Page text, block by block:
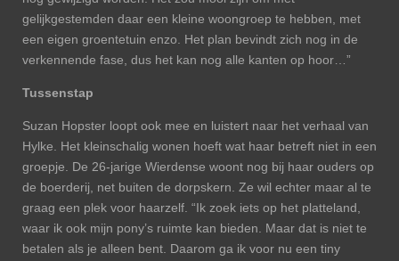
gelijkgestemden daar een kleine woongroep te hebben, met
een eigen groentetuin enzo. Het plan bevindt zich nog in de
verkennende fase, dus het kan nog alle kanten op hoor…”
Tussenstap
Suzan Hopster loopt ook mee en luistert naar het verhaal van
Hylke. Het kleinschalig wonen hoeft wat haar betreft niet in een
groepje. De 26-jarige Wierdense woont nog bij haar ouders op
de boerderij, net buiten de dorpskern. Ze wil echter maar al te
graag een plek voor haarzelf. “Ik zoek iets op het platteland,
waar ik ook mijn pony’s ruimte kan bieden. Maar dat is niet te
betalen als je alleen bent. Daarom ga ik voor nu een tiny